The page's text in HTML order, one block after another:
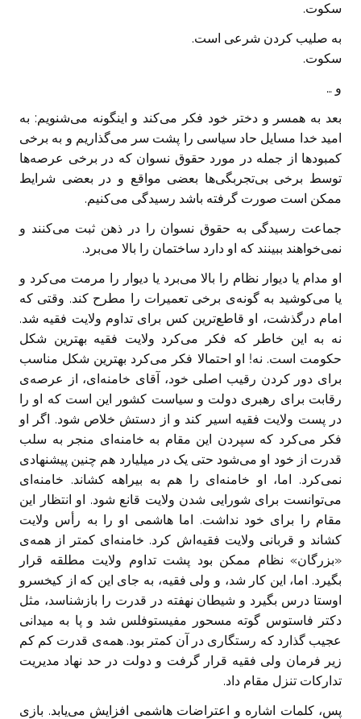
سکوت.
به صلیب کردن شرعی است.
سکوت.
و …
بعد به همسر و دختر خود فکر می‌کند و اینگونه می‌شنویم: به
امید خدا مسایل حاد سیاسی را پشت سر می‌گذاریم و به برخی
کمبودها از جمله در مورد حقوق نسوان که در برخی عرصه‌ها
توسط برخی بی‌تجربگی‌ها بعضی مواقع و در بعضی شرایط
ممکن است صورت گرفته باشد رسیدگی می‌کنیم.
جماعت رسیدگی به حقوق نسوان را در ذهن ثبت می‌کنند و
نمی‌خواهند ببینند که او دارد ساختمان را بالا می‌برد.
او مدام یا دیوار نظام را بالا می‌برد یا دیوار را مرمت می‌کرد و
یا می‌کوشید به گونه‌ی برخی تعمیرات را مطرح کند. وقتی که
امام درگذشت، او قاطع‌ترین کس برای تداوم ولایت فقیه شد.
نه به این خاطر که فکر می‌کرد ولایت فقیه بهترین شکل
حکومت است. نه! او احتمالا فکر می‌کرد بهترین شکل مناسب
برای دور کردن رقیب اصلی خود، آقای خامنه‌ای، از عرصه‌ی
رقابت برای رهبری دولت و سیاست کشور این است که او را
در پست ولایت فقیه اسیر کند و از دستش خلاص شود. اگر او
فکر می‌کرد که سپردن این مقام به خامنه‌ای منجر به سلب
قدرت از خود او می‌شود حتی یک در میلیارد هم چنین پیشنهادی
نمی‌کرد. اما، او خامنه‌ای را هم به بیراهه کشاند. خامنه‌ای
می‌توانست برای شورایی شدن ولایت قانع شود. او انتظار این
مقام را برای خود نداشت. اما هاشمی او را به رأس ولایت
کشاند و قربانی ولایت فقیه‌اش کرد. خامنه‌ای کمتر از همه‌ی
«بزرگان» نظام ممکن بود پشت تداوم ولایت مطلقه قرار
بگیرد. اما، این کار شد، و ولی فقیه، به جای این که از کیخسرو
اوستا درس بگیرد و شیطان نهفته در قدرت را بازشناسد، مثل
دکتر فاستوس گوته مسحور مفیستوفلس شد و پا به میدانی
عجیب گذارد که رستگاری در آن کمتر بود. همه‌ی قدرت کم کم
زیر فرمان ولی فقیه قرار گرفت و دولت در حد نهاد مدیریت
تدارکات تنزل مقام داد.
پس، کلمات اشاره و اعتراضات هاشمی افزایش می‌یابد. بازی